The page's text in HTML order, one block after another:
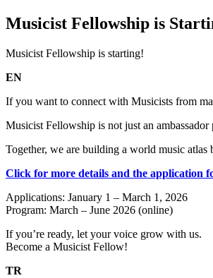
Musicist Fellowship is
Musicist Fellowship is starting!
EN
If you want to connect with Musicists from
Musicist Fellowship is not just an
Together, we are building a world music
Click for more details and the application
Applications: January 1 – March 1, 2026
Program: March – June 2026 (online)
If you’re ready, let your voice grow with us.
Become a Musicist Fellow!
TR